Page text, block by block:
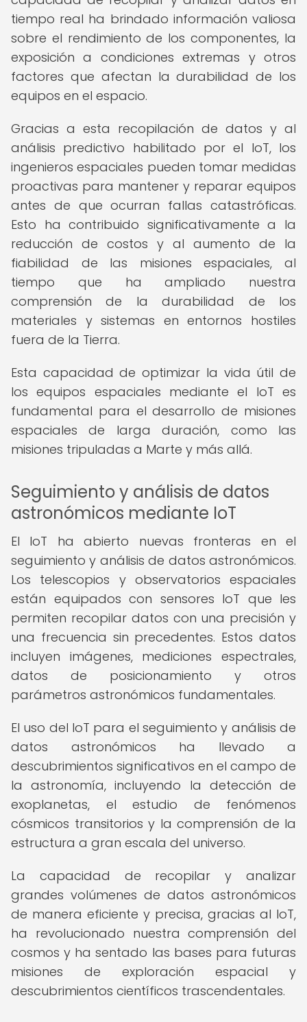
tiempo real ha brindado información valiosa
sobre el rendimiento de los componentes, la
exposición a condiciones extremas y otros
factores que afectan la durabilidad de los
equipos en el espacio.
Gracias a esta recopilación de datos y al
análisis predictivo habilitado por el IoT, los
ingenieros espaciales pueden tomar medidas
proactivas para mantener y reparar equipos
antes de que ocurran fallas catastróficas.
Esto ha contribuido significativamente a la
reducción de costos y al aumento de la
fiabilidad de las misiones espaciales, al
tiempo que ha ampliado nuestra
comprensión de la durabilidad de los
materiales y sistemas en entornos hostiles
fuera de la Tierra.
Esta capacidad de optimizar la vida útil de
los equipos espaciales mediante el IoT es
fundamental para el desarrollo de misiones
espaciales de larga duración, como las
misiones tripuladas a Marte y más allá.
Seguimiento y análisis de datos
astronómicos mediante IoT
El IoT ha abierto nuevas fronteras en el
seguimiento y análisis de datos astronómicos.
Los telescopios y observatorios espaciales
están equipados con sensores IoT que les
permiten recopilar datos con una precisión y
una frecuencia sin precedentes. Estos datos
incluyen imágenes, mediciones espectrales,
datos de posicionamiento y otros
parámetros astronómicos fundamentales.
El uso del IoT para el seguimiento y análisis de
datos astronómicos ha llevado a
descubrimientos significativos en el campo de
la astronomía, incluyendo la detección de
exoplanetas, el estudio de fenómenos
cósmicos transitorios y la comprensión de la
estructura a gran escala del universo.
La capacidad de recopilar y analizar
grandes volúmenes de datos astronómicos
de manera eficiente y precisa, gracias al IoT,
ha revolucionado nuestra comprensión del
cosmos y ha sentado las bases para futuras
misiones de exploración espacial y
descubrimientos científicos trascendentales.